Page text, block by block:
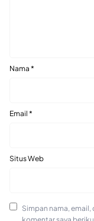
Nama *
Email *
Situs Web
Simpan nama,